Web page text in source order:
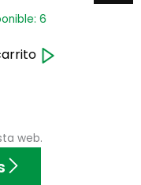
6
web.